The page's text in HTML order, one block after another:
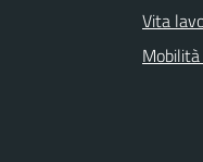
Vita